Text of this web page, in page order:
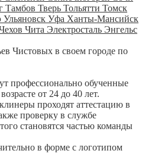
Тамбов Тверь Тольятти Томск
Ульяновск Уфа Ханты-Мансийск
Чита Электросталь Энгельс
Чистовых в своем городе по
профессионально обученные
от 24 до 40 лет.
проходят аттестацию в
проверку в службе
становятся частью команды
в форме с логотипом